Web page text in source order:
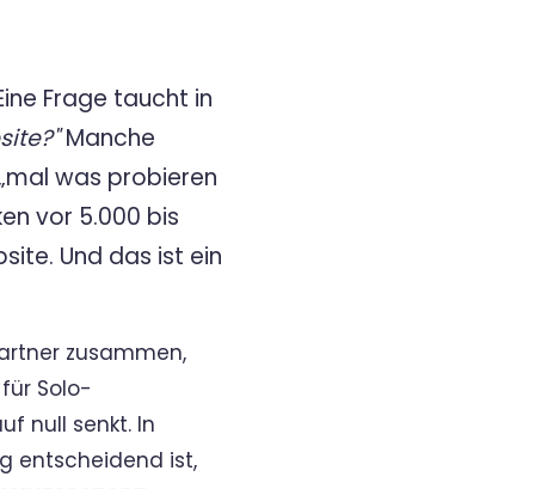
Frage taucht in
Manche
was probieren
vor 5.000 bis
Und das ist ein
zusammen,
Solo-
null senkt. In
entscheidend ist,